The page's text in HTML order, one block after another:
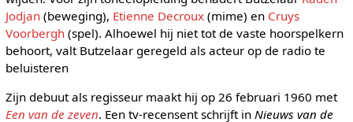
Jodjan(beweging), Etienne Decroux(mime) en Cruys
Voorbergh(spel). Alhoewel hij niet tot de vaste hoorspelkern
behoort, valt Butzelaar geregeld als acteur op de radio te
beluisteren
Zijn debuut als regisseur maakt hij op 26 februari 1960 met
Een van de zeven. Een tv-recensent schrijft in Nieuws van de